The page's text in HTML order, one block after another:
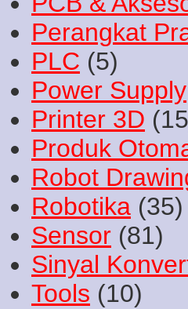
Perangkat
PLC (5)
Power Supply
Printer 3D
Produk
Robot
Robotika (35)
Sensor (81)
Sinyal
Tools (10)